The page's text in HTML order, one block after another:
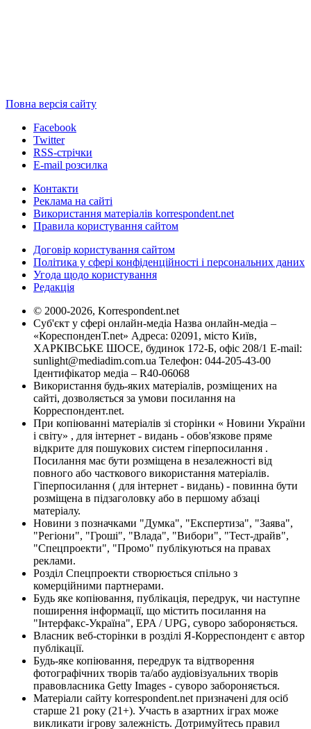
Повна версія сайту
Facebook
Twitter
RSS-стрічки
E-mail розсилка
Контакти
Реклама на сайті
Використання матеріалів korrespondent.net
Правила користування сайтом
Договір користування сайтом
Політика у сфері конфіденційності і персональних даних
Угода щодо користування
Редакція
© 2000-2026, Korrespondent.net
Суб'єкт у сфері онлайн-медіа Назва онлайн-медіа –
«КореспонденТ.net» Адреса: 02091, місто Київ,
ХАРКІВСЬКЕ ШОСЕ, будинок 172-Б, офіс 208/1 E-mail:
sunlight@mediadim.com.ua Телефон: 044-205-43-00
Ідентифікатор медіа – R40-06068
Використання будь-яких матеріалів, розміщених на
сайті, дозволяється за умови посилання на
Корреспондент.net.
При копіюванні матеріалів зі сторінки « Новини України
і світу» , для інтернет - видань - обов'язкове пряме
відкрите для пошукових систем гіперпосилання .
Посилання має бути розміщена в незалежності від
повного або часткового використання матеріалів.
Гіперпосилання ( для інтернет - видань) - повинна бути
розміщена в підзаголовку або в першому абзаці
матеріалу.
Новини з позначками "Думка", "Експертиза", "Заява",
"Регіони", "Гроші", "Влада", "Вибори", "Тест-драйв",
"Спецпроекти", "Промо" публікуються на правах
реклами.
Розділ Спецпроекти створюється спільно з
комерційними партнерами.
Будь яке копіювання, публікація, передрук, чи наступне
поширення інформації, що містить посилання на
"Інтерфакс-Україна", EPA / UPG, суворо забороняється.
Власник веб-сторінки в розділі Я-Корреспондент є автор
публікації.
Будь-яке копіювання, передрук та відтворення
фотографічних творів та/або аудіовізуальних творів
правовласника Getty Images - суворо забороняється.
Матеріали сайту korrespondent.net призначені для осіб
старше 21 року (21+). Участь в азартних іграх може
викликати ігрову залежність. Дотримуйтесь правил